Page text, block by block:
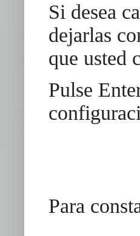
Si desea
dejarlas
que usted
Pulse
Para